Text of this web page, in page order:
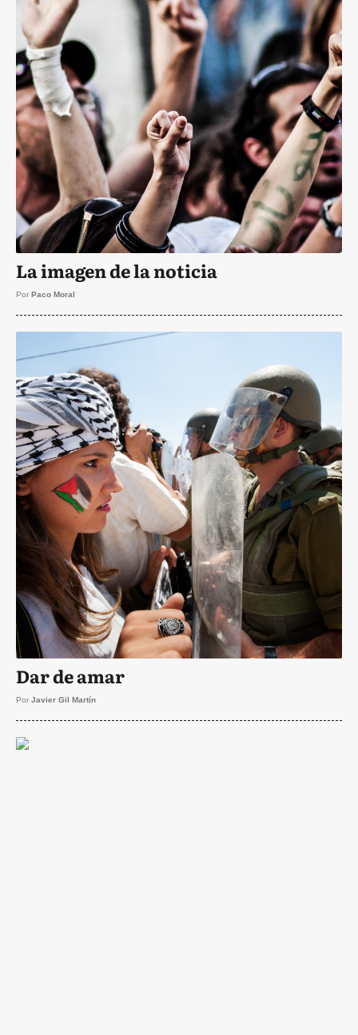
La imagen de la noticia
Por Paco Moral
Dar de amar
Por Javier Gil Martín